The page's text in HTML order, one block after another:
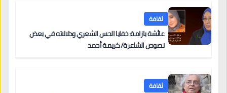
ثقافة
عائشة بازامة: خفايا الحس الشعري ودلالاته في بعض
نصوص الشاعرة/ كريمة أحمد
ثقافة